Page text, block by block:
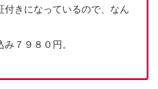
付きになっているので、なん
７９８０円。